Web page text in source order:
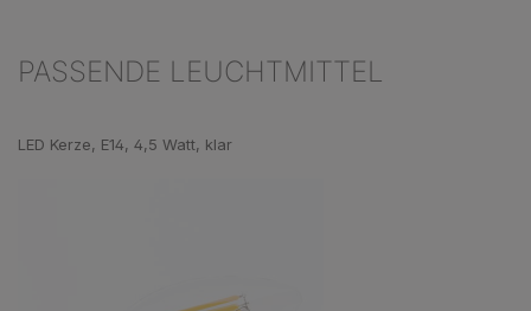
PASSENDE LEUCHTMITTEL
LED Kerze, E14, 4,5 Watt, klar